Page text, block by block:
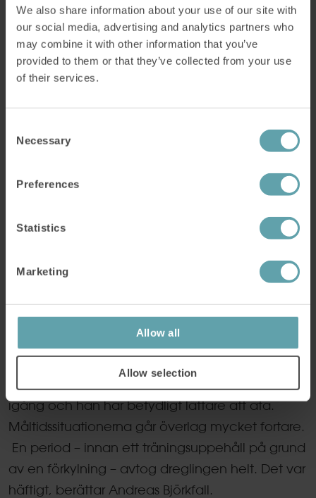
We also share information about your use of our site with
our social media, advertising and analytics partners who
may combine it with other information that you’ve
provided to them or that they’ve collected from your use
of their services.
Selection
Necessary
Preferences
Statistics
Marketing
Allow all
Allow selection
Det har nu gått dryga tre månader sedan Jimmy
Johansson i Sala började träna med IQoro, och
både Jimmy själv och hans närmaste omgivning
har redan märkt resultat.
– Det har gått över förväntan! Trots att han har
behandlingstiden har både käk- och
ansiktsmuskulaturen blivit starkare. Ansiktet är
mer symmetriskt och Jimmy hamstrar inte längre
En period avtog
dreglingen helt. Det var
– Både svälj- och tuggförmågan har triggats
igång och han har betydligt lättare att äta.
Måltidssituationerna går överlag mycket fortare.
En period – innan ett träningsuppehåll på grund
av en förkylning – avtog dreglingen helt. Det var
häftigt, berättar Andreas Björkfall.